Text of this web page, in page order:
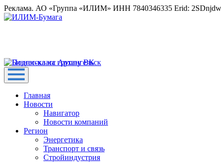
Реклама. АО «Группа «ИЛИМ» ИНН 7840346335 Erid:
Главная
Новости
Навигатор
Новости компаний
Регион
Энергетика
Транспорт и связь
Стройиндустрия